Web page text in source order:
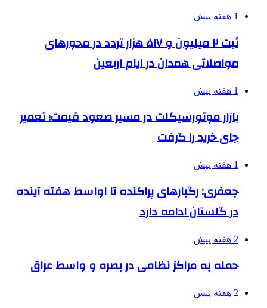
1 هفته پیش
ثبت ۲ میلیون و ۵۱۷ هزار تردد در محورهای
مواصلاتی همدان در ایام اربعین
1 هفته پیش
بازار موتورسیکلت در مسیر صعود قیمت؛ تعمیر
جای خرید را گرفت
1 هفته پیش
جعفری: رگبارهای پراکنده تا اواسط هفته آینده
در گلستان ادامه دارد
2 هفته پیش
حمله به مراکز نظامی در بصره و واسط عراق
2 هفته پیش